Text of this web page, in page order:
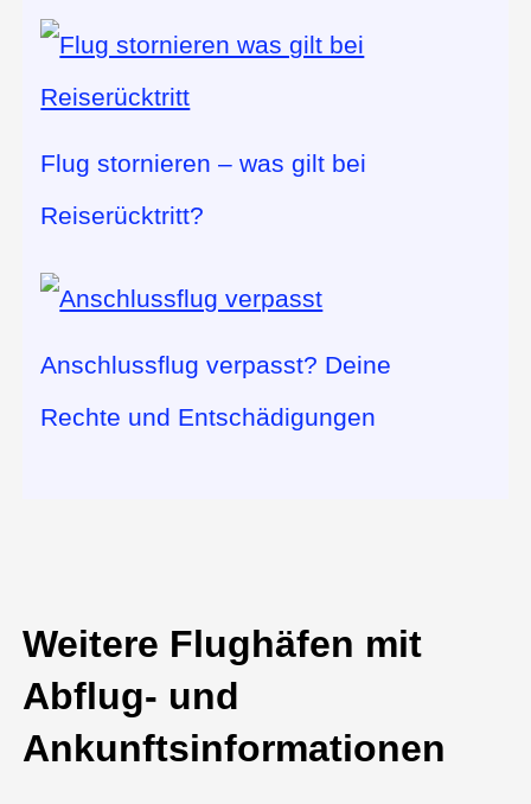
Flug stornieren – was gilt bei
Reiserücktritt?
Anschlussflug verpasst? Deine
Rechte und Entschädigungen
Weitere Flughäfen mit
Abflug- und
Ankunftsinformationen